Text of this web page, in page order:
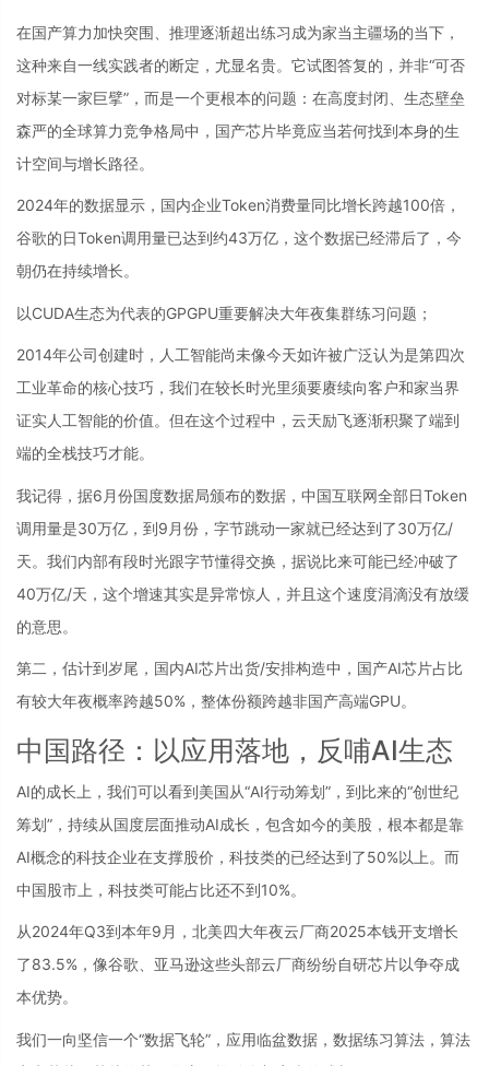
在国产算力加快突围、推理逐渐超出练习成为家当主疆场的当下，
这种来自一线实践者的断定，尤显名贵。它试图答复的，并非“可否
对标某一家巨擘”，而是一个更根本的问题：在高度封闭、生态壁垒
森严的全球算力竞争格局中，国产芯片毕竟应当若何找到本身的生
计空间与增长路径。
2024年的数据显示，国内企业Token消费量同比增长跨越100倍，
谷歌的日Token调用量已达到约43万亿，这个数据已经滞后了，今
朝仍在持续增长。
以CUDA生态为代表的GPGPU重要解决大年夜集群练习问题；
2014年公司创建时，人工智能尚未像今天如许被广泛认为是第四次
工业革命的核心技巧，我们在较长时光里须要赓续向客户和家当界
证实人工智能的价值。但在这个过程中，云天励飞逐渐积聚了端到
端的全栈技巧才能。
我记得，据6月份国度数据局颁布的数据，中国互联网全部日Token
调用量是30万亿，到9月份，字节跳动一家就已经达到了30万亿/
天。我们内部有段时光跟字节懂得交换，据说比来可能已经冲破了
40万亿/天，这个增速其实是异常惊人，并且这个速度涓滴没有放缓
的意思。
第二，估计到岁尾，国内AI芯片出货/安排构造中，国产AI芯片占比
有较大年夜概率跨越50%，整体份额跨越非国产高端GPU。
中国路径：以应用落地，反哺AI生态
AI的成长上，我们可以看到美国从“AI行动筹划”，到比来的“创世纪
筹划”，持续从国度层面推动AI成长，包含如今的美股，根本都是靠
AI概念的科技企业在支撑股价，科技类的已经达到了50%以上。而
中国股市上，科技类可能占比还不到10%。
从2024年Q3到本年9月，北美四大年夜云厂商2025本钱开支增长
了83.5%，像谷歌、亚马逊这些头部云厂商纷纷自研芯片以争夺成
本优势。
我们一向坚信一个“数据飞轮”，应用临盆数据，数据练习算法，算法